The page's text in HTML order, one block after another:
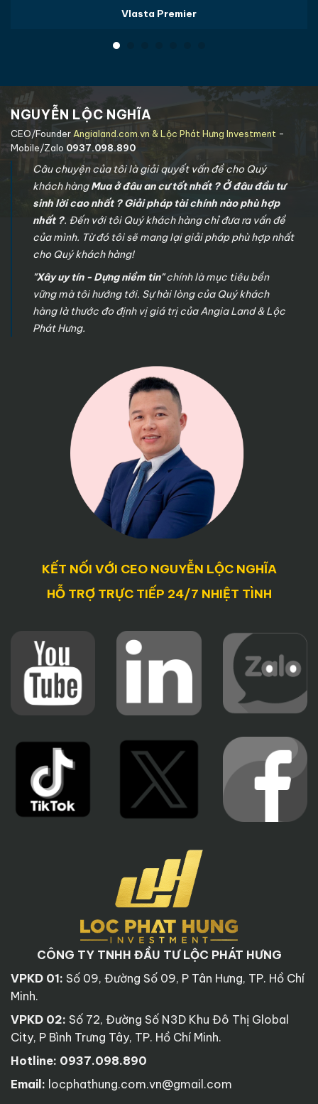
Vlasta Premier
NGUYỄN LỘC NGHĨA
CEO/FounderAngialand.com.vn & Lộc Phát Hưng Investment -
Mobile/Zalo 0937.098.890
Câu chuyện của tôi là giải quyết vấn đề cho Quý
khách hàngMua ở đâu an cư tốt nhất ? Ở đâu đầu tư
sinh lời cao nhất ? Giải pháp tài chính nào phù hợp
nhất ?. Đến với tôi Quý khách hàng chỉ đưa ra vấn đề
của mình. Từ đó tôi sẽ mang lại giải pháp phù hợp nhất
cho Quý khách hàng!
"Xây uy tín - Dựng niềm tin"chính là mục tiêu bền
vững mà tôi hướng tới. Sự hài lòng của Quý khách
hàng là thước đo định vị giá trị của Angia Land & Lộc
Phát Hưng.
KẾT NỐI VỚI CEO NGUYỄN LỘC NGHĨA
HỖ TRỢ TRỰC TIẾP 24/7 NHIỆT TÌNH
CÔNG TY TNHH ĐẦU TƯ LỘC PHÁT HƯNG
VPKD 01: Số 09, Đường Số 09, P Tân Hưng, TP. Hồ Chí
Minh.
VPKD 02: Số 72, Đường Số N3D Khu Đô Thị Global
City, P Bình Trưng Tây, TP. Hồ Chí Minh.
Hotline: 0937.098.890
Email: locphathung.com.vn@gmail.com